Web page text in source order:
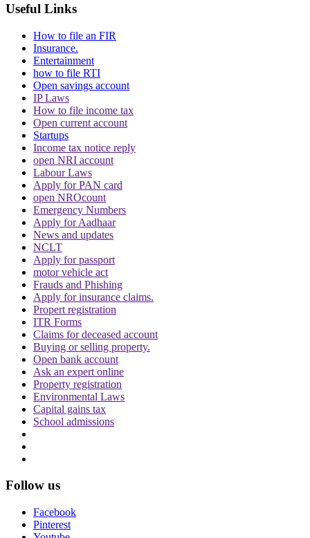
CJI पर जूता फेंकने वाले वकील की बढ़ी मुश्किलें, AG
ने 'अवमानना' की कार्यवाही शुरू करने की इजाजत दी
पर्सनैलिटी राइट्स मामले में ऋतिक रोशन को मिली
Delhi HC को बड़ी राहत, कहा- ऑनलाइन प्लेटफॉर्म्स
को ऐसे पोस्ट हटाने होंगे
दिवाली पर Delhi-NCR के लोग फोड़ सकेंगे पटाखें,
इन शर्तों के साथ सुप्रीम कोर्ट ने दी ये इजाजत
बिहार विधानसभा चुनाव लड़ने के लिए अंतरिम जमानत
की मांग, शरजील इमाम ने Delhi Court से याचिका
वापस ली, अब सुप्रीम कोर्ट जाएंगे
Useful Links
How to file an FIR
Insurance.
Entertainment
how to file RTI
Open savings account
IP Laws
How to file income tax
Open current account
Startups
Income tax notice reply
open NRI account
Labour Laws
Apply for PAN card
open NROcount
Emergency Numbers
Apply for Aadhaar
News and updates
NCLT
Apply for passport
motor vehicle act
Frauds and Phishing
Apply for insurance claims.
Propert registration
ITR Forms
Claims for deceased account
Buying or selling property.
Open bank account
Ask an expert online
Property registration
Environmental Laws
Capital gains tax
School admissions
Follow us
Facebook
Pinterest